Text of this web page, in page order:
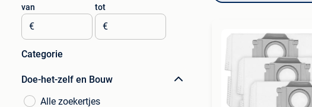
van
€
tot
€
Categorie
Doe-het-zelf en Bouw
Alle zoekertjes